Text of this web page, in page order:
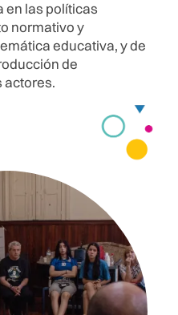
en las políticas
normativo y
educativa, y de
de
actores.